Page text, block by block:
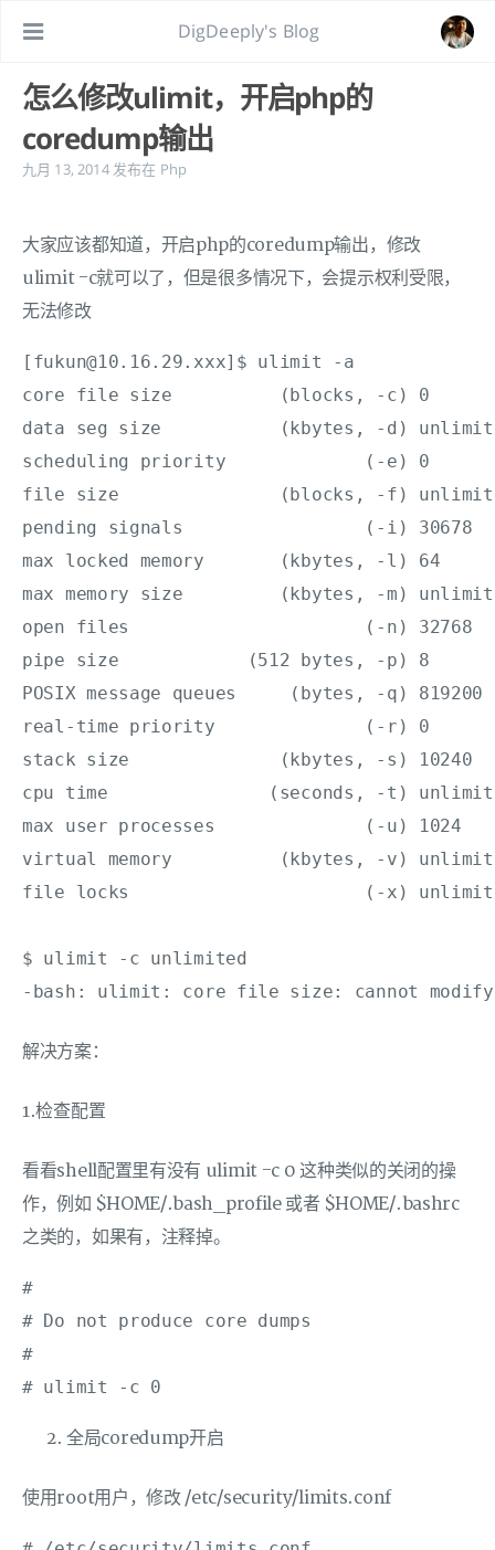
DigDeeply's Blog
怎么修改ulimit，开启php的
coredump输出
九月 13, 2014 发布在 Php
大家应该都知道，开启php的coredump输出，修改
ulimit -c就可以了，但是很多情况下，会提示权利受限，
无法修改
[fukun@10.16.29.xxx]$ ulimit -a
core file size          (blocks, -c) 0
data seg size           (kbytes, -d)
scheduling priority             (-e) 0
file size               (blocks, -f)
pending signals                 (-i) 30678
max locked memory       (kbytes, -l) 64
max memory size         (kbytes, -m)
open files                      (-n) 32768
pipe size            (512 bytes, -p) 8
POSIX message queues     (bytes, -q) 819200
real-time priority              (-r) 0
stack size              (kbytes, -s) 10240
cpu time               (seconds, -t)
max user processes              (-u) 1024
virtual memory          (kbytes, -v)
file locks                      (-x)
$ ulimit -c unlimited
解决方案：
1.检查配置
看看shell配置里有没有 ulimit -c 0 这种类似的关闭的操
作，例如 $HOME/.bash_profile 或者 $HOME/.bashrc
之类的，如果有，注释掉。
#
# Do not produce core dumps
#
全局coredump开启
使用root用户，修改 /etc/security/limits.conf